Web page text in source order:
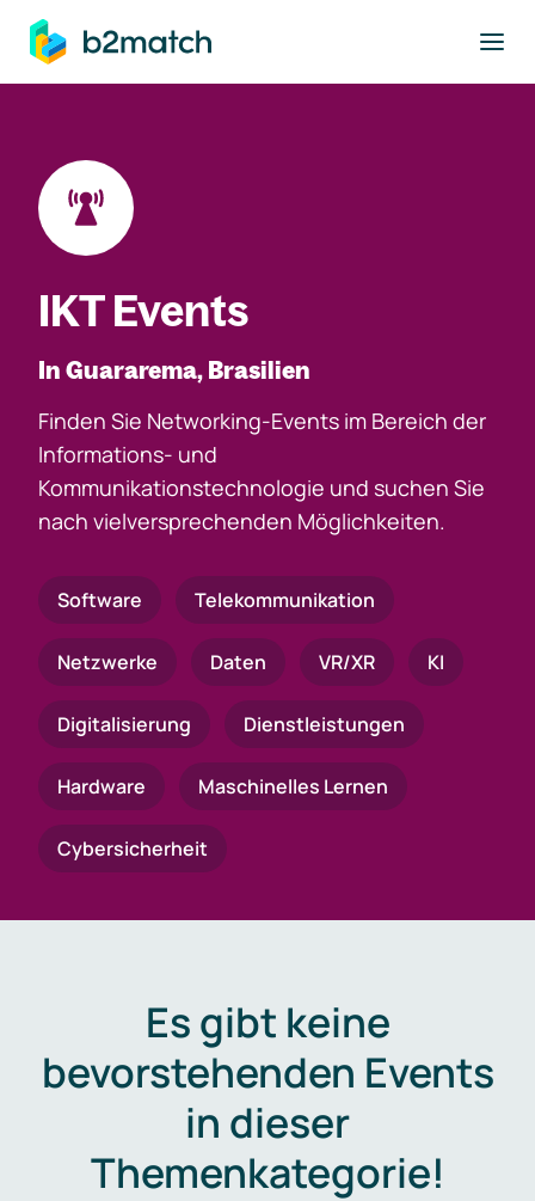
springen
IKT Events
In Guararema, Brasilien
Finden Sie Networking-Events im Bereich der
Informations- und
Kommunikationstechnologie und suchen Sie
nach vielversprechenden Möglichkeiten.
Software Telekommunikation
Netzwerke Daten VR/XR KI
Digitalisierung Dienstleistungen
Hardware Maschinelles Lernen
Cybersicherheit
Es gibt keine
bevorstehenden Events
in dieser
Themenkategorie!